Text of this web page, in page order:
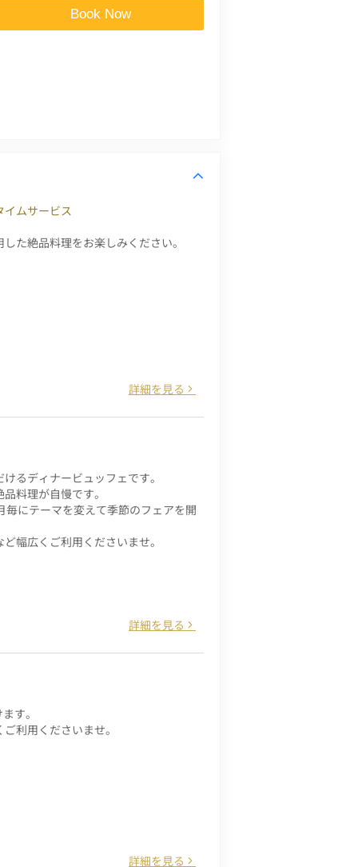
ムサービス
た絶品料理をお楽しみください。
詳細を見る
るディナービュッフェです。
料理が自慢です。
にテーマを変えて季節のフェアを開
幅広くご利用くださいませ。
詳細を見る
す。
利用くださいませ。
詳細を見る